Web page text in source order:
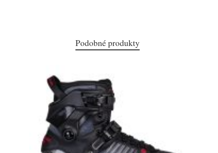
Podobné produkty